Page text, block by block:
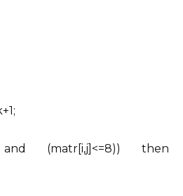
(matr[i,j]<=8)) then